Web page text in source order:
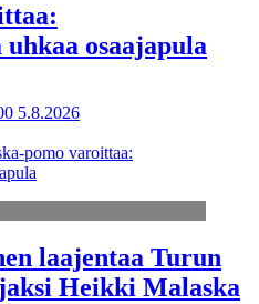
osaajapula
5.8.2026
pomo varoittaa:
laajentaa Turun
Heikki Malaska